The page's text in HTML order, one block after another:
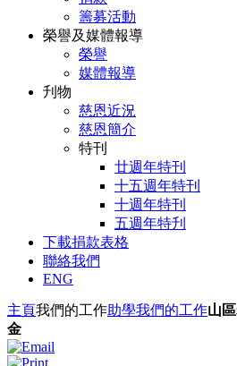
籌募活動
榮譽及媒體報導
榮譽
媒體報導
刋物
慈恩近況
慈恩簡介
特刊
廿週年特刊
十五週年特刊
十週年特刊
五週年特刋
下載捐款表格
聯絡我們
ENG
主頁我們的工作助學我們的工作山
金